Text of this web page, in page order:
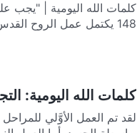
كلمات الله اليومية | "يجب
148 يكتمل عمل الروح القدس دومًا بعفوية؛ ففي أي وقت...
كلمات الله اليومية:
لقد تم العمل الأوَّلي